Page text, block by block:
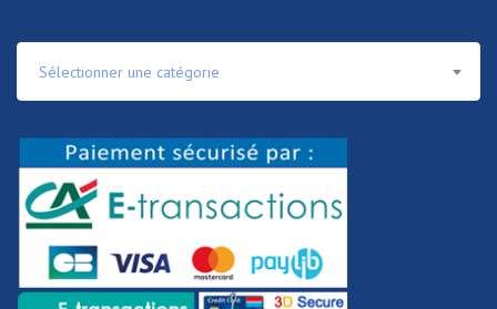
Sélectionner une catégorie